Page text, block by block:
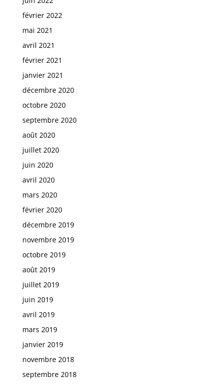
février 2022
mai 2021
avril 2021
février 2021
janvier 2021
décembre 2020
octobre 2020
septembre 2020
août 2020
juillet 2020
juin 2020
avril 2020
mars 2020
février 2020
décembre 2019
novembre 2019
octobre 2019
août 2019
juillet 2019
juin 2019
avril 2019
mars 2019
janvier 2019
novembre 2018
septembre 2018